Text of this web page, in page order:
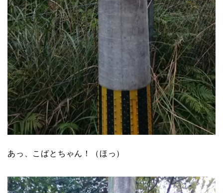
あっ、こばとちゃん！（ほっ）